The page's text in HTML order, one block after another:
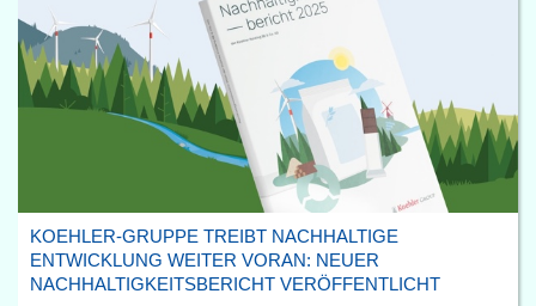
KOEHLER-GRUPPE TREIBT NACHHALTIGE
ENTWICKLUNG WEITER VORAN: NEUER
NACHHALTIGKEITSBERICHT VERÖFFENTLICHT